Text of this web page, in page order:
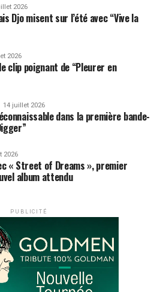
2026
Djo misent sur l’été avec “Vive la
2026
clip poignant de “Pleurer en
14 juillet 2026
dans la première bande-
2026
« Street of Dreams », premier
album attendu
PUBLICITÉ